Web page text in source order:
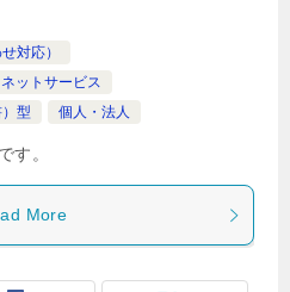
対応）
ネットサービス
型
個人・法人
す。
More